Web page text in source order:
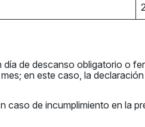
de descanso obligatorio o
en este caso, la
caso de incumplimiento en la